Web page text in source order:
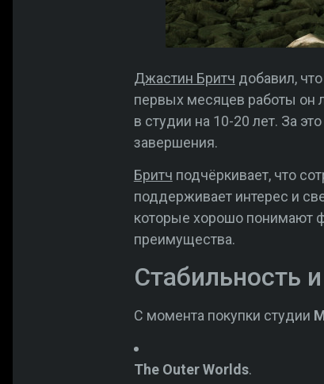
Джастин Бритч добавил,
первых месяцев работы он
в студии на 10-20 лет. За
завершения.
Бритч подчёркивает, что
поддерживает интерес и
которые хорошо понимают
преимущества.
Стабильность
С момента покупки студии
The Outer Worlds.